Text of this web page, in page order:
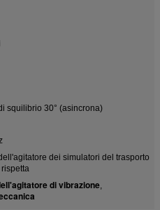
squilibrio 30° (asincrona)
dei simulatori del trasporto
di vibrazione,